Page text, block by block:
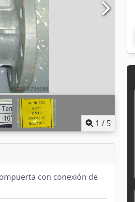
1 / 5
con conexión de